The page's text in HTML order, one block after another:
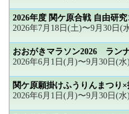
2026年度 関ケ原合戦 自由研
2026年7月18日(土)〜9月30日(
おおがきマラソン2026 ラン
2026年6月1日(月)〜9月30日(
関ケ原願掛けふうりんまつり
2026年6月1日(月)〜9月30日(水